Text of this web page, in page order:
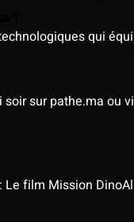
qui
sur pathe.ma
Le film Mission Dino